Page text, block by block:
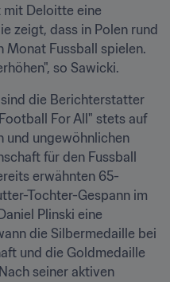
mit Deloitte eine
zeigt, dass in Polen rund
Monat Fussball spielen.
so Sawicki.
die Berichterstatter
For All" stets auf
und ungewöhnlichen
für den Fussball
erwähnten 65-
Tochter-Gespann im
Plinski eine
die Silbermedaille bei
und die Goldmedaille
seiner aktiven